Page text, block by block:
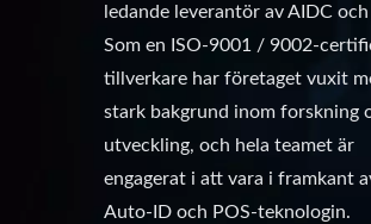
ledande leverantör av AIDC och
Som en ISO-9001 / 9002-
tillverkare har företaget vuxit
stark bakgrund inom forskning
utveckling, och hela teamet är
engagerat i att vara i framkant
Auto-ID och POS-teknologin.